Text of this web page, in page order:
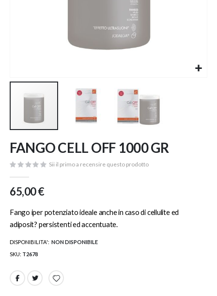
all'inizio
della
galleria
di
FANGO CELL OFF 1000 GR
Sii il primo a recensire questo prodotto
65,00 €
Fango iper potenziato ideale anche in caso di cellulite ed
adiposit? persistenti ed accentuate.
DISPONIBILITA': NON DISPONIBILE
SKU T2678